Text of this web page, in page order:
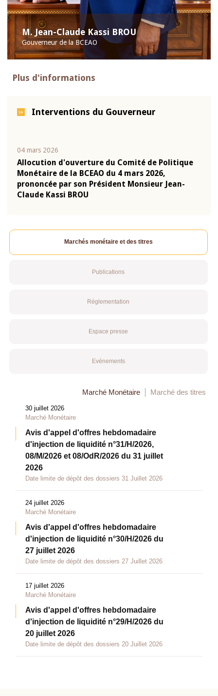
M. Jean-Claude Kassi BROU
Gouverneur de la BCEAO
Plus d'informations
Interventions du Gouverneur
04 mars 2026
Allocution d'ouverture du Comité de Politique
Monétaire de la BCEAO du 4 mars 2026,
prononcée par son Président Monsieur Jean-
Claude Kassi BROU
Marchés monétaire et des titres
Publications
Réglementation
Espace presse
Evénements
Marché Monétaire Marché des titres
30 juillet 2026
Marché Monétaire
Avis d'appel d'offres hebdomadaire
d'injection de liquidité n°31/H/2026,
08/M/2026 et 08/OdR/2026 du 31 juillet
2026
Date limite de dépôt des dossiers 31 Juillet 2026
24 juillet 2026
Marché Monétaire
Avis d'appel d'offres hebdomadaire
d'injection de liquidité n°30/H/2026 du
27 juillet 2026
Date limite de dépôt des dossiers 27 Juillet 2026
17 juillet 2026
Marché Monétaire
Avis d'appel d'offres hebdomadaire
d'injection de liquidité n°29/H/2026 du
20 juillet 2026
Date limite de dépôt des dossiers 20 Juillet 2026